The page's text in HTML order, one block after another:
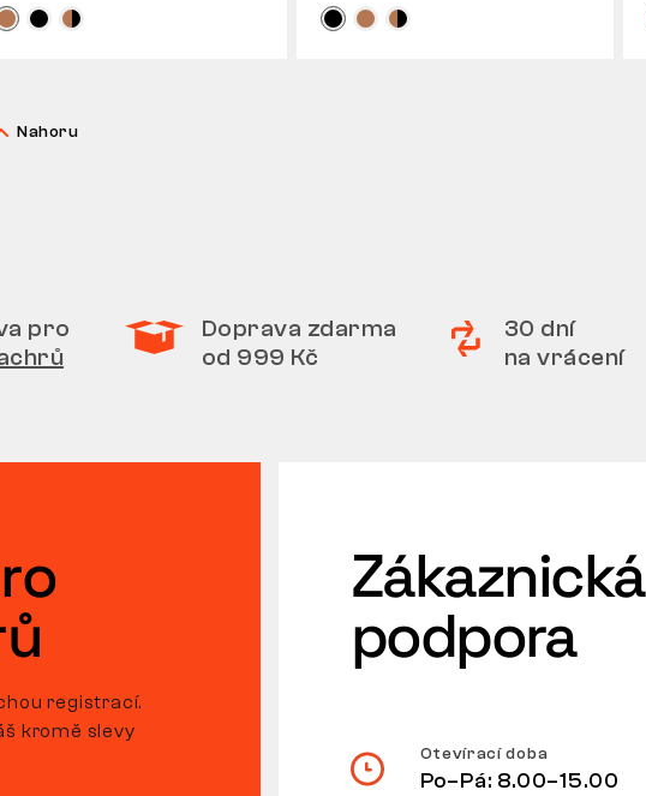
Nahoru
pro
Doprava zdarma
od 999 Kč
30 dní
na vrácení
registrací.
kromě slevy
Zákaznická
podpora
Otevírací doba
Po–Pá: 8.00–15.00